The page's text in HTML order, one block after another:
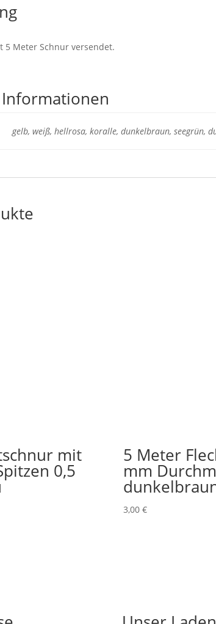
5 Meter Schnur versendet.
gelb, weiß, hellrosa, koralle, dunkelbraun, seegrün,
mit
0,5
5 Meter
mm
3,00 €